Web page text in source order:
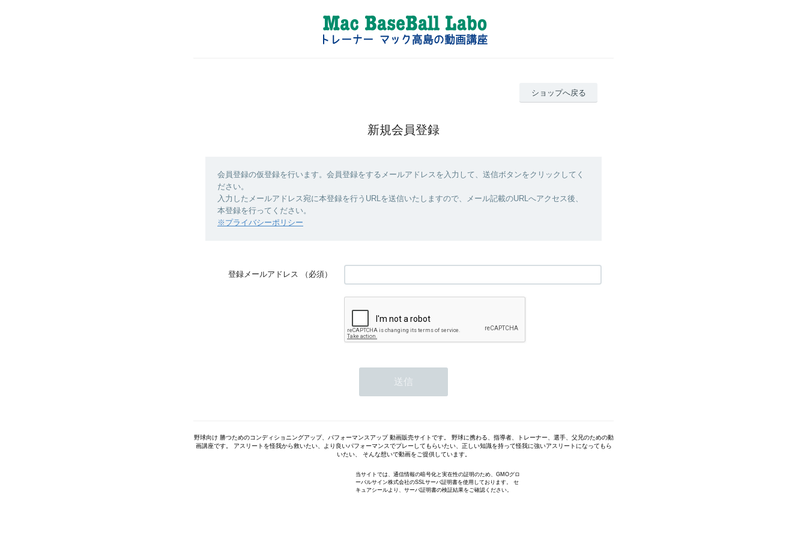
ショップへ戻る
新規会員登録
会員登録の仮登録を行います。会員登録をするメールアドレスを入力して、送信ボタンをクリックしてく
ださい。
入力したメールアドレス宛に本登録を行うURLを送信いたしますので、メール記載のURLへアクセス後、
本登録を行ってください。
※プライバシーポリシー
登録メールアドレス （必須）
野球向け 勝つためのコンディショニングアップ、パフォーマンスアップ 動画販売サイトです。 野球に携わる、指導者、トレーナー、選手、父兄のための動
画講座です。 アスリートを怪我から救いたい、より良いパフォーマンスでプレーしてもらいたい、正しい知識を持って怪我に強いアスリートになってもら
いたい、 そんな想いで動画をご提供しています。
当サイトでは、通信情報の暗号化と実在性の証明のため、GMOグロ
ーバルサイン株式会社のSSLサーバ証明書を使用しております。 セ
キュアシールより、サーバ証明書の検証結果をご確認ください。